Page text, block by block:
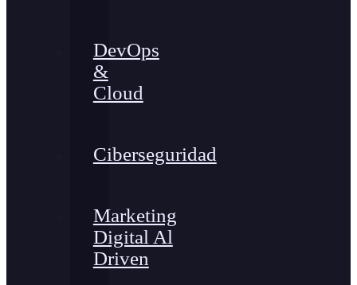
DevOps
&
Cloud
Ciberseguridad
Marketing
Digital Al
Driven